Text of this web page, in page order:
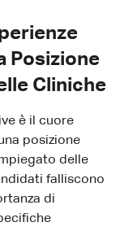
Posizione
Cliniche
è il cuore
posizione
delle
falliscono
di